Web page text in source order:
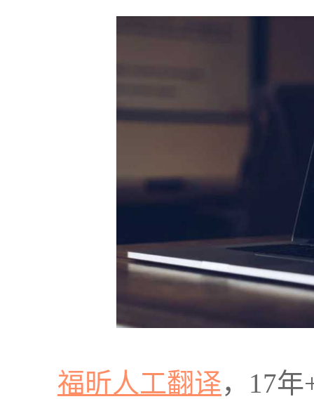
福昕人工翻译，17